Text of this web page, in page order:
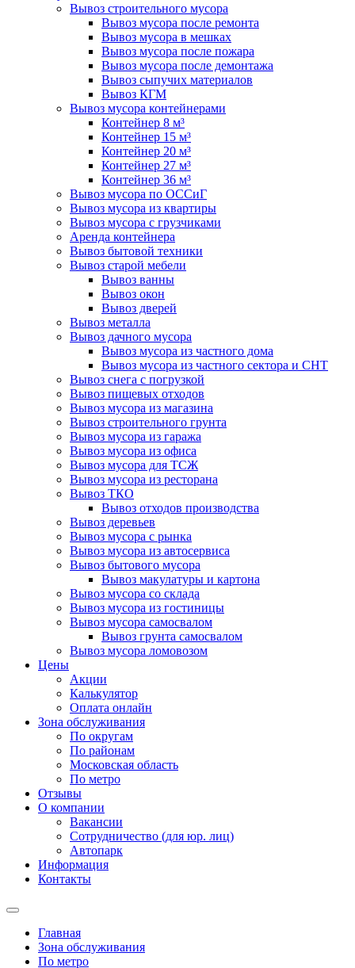
Вывоз строительного мусора
Вывоз мусора после ремонта
Вывоз мусора в мешках
Вывоз мусора после пожара
Вывоз мусора после демонтажа
Вывоз сыпучих материалов
Вывоз КГМ
Вывоз мусора контейнерами
Контейнер 8 м³
Контейнер 15 м³
Контейнер 20 м³
Контейнер 27 м³
Контейнер 36 м³
Вывоз мусора по ОССиГ
Вывоз мусора из квартиры
Вывоз мусора с грузчиками
Аренда контейнера
Вывоз бытовой техники
Вывоз старой мебели
Вывоз ванны
Вывоз окон
Вывоз дверей
Вывоз металла
Вывоз дачного мусора
Вывоз мусора из частного дома
Вывоз мусора из частного сектора и СНТ
Вывоз снега с погрузкой
Вывоз пищевых отходов
Вывоз мусора из магазина
Вывоз строительного грунта
Вывоз мусора из гаража
Вывоз мусора из офиса
Вывоз мусора для ТСЖ
Вывоз мусора из ресторана
Вывоз ТКО
Вывоз отходов производства
Вывоз деревьев
Вывоз мусора с рынка
Вывоз мусора из автосервиса
Вывоз бытового мусора
Вывоз макулатуры и картона
Вывоз мусора со склада
Вывоз мусора из гостиницы
Вывоз мусора самосвалом
Вывоз грунта самосвалом
Вывоз мусора ломовозом
Цены
Акции
Калькулятор
Оплата онлайн
Зона обслуживания
По округам
По районам
Московская область
По метро
Отзывы
О компании
Вакансии
Сотрудничество (для юр. лиц)
Автопарк
Информация
Контакты
Главная
Зона обслуживания
По метро